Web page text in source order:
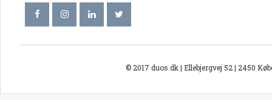
© 2017 duos.dk | Ellebjergvej 52 | 2450